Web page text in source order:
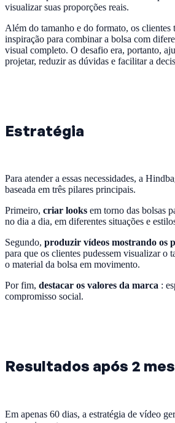
visualizar suas proporções reais.
Além do tamanho e do formato, os clientes
inspiração para combinar a bolsa com
visual completo. O desafio era, portanto,
projetar, reduzir as dúvidas e facilitar a
Estratégia
Para atender a essas necessidades, a
baseada em três pilares principais.
Primeiro, criar looks em torno das bolsas
no dia a dia, em diferentes situações e
Segundo, produzir vídeos mostrando os
para que os clientes pudessem visualizar o
o material da bolsa em movimento.
Por fim, destacar os valores da marca :
compromisso social.
Resultados após 2
Em apenas 60 dias, a estratégia de vídeo